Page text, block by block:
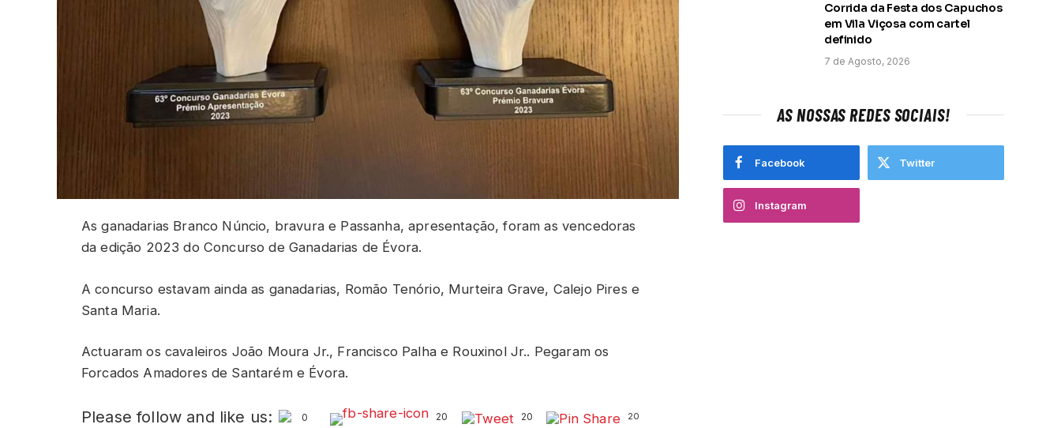
As ganadarias Branco Núncio, bravura e Passanha, apresentação, foram as vencedoras
da edição 2023 do Concurso de Ganadarias de Évora.
A concurso estavam ainda as ganadarias, Romão Tenório, Murteira Grave, Calejo Pires e
Santa Maria.
Actuaram os cavaleiros João Moura Jr., Francisco Palha e Rouxinol Jr.. Pegaram os
Forcados Amadores de Santarém e Évora.
Please follow and like us: 0 20 20 20
Corrida da Festa dos Capuchos
em Vila Viçosa com cartel
definido
7 de Agosto, 2026
AS NOSSAS REDES SOCIAIS!
Facebook Twitter
Instagram